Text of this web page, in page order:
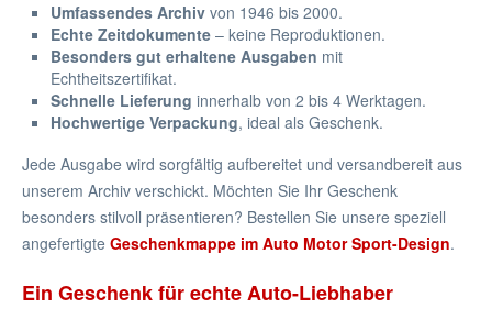
Umfassendes Archiv von 1946 bis 2000.
Echte Zeitdokumente – keine Reproduktionen.
Besonders gut erhaltene Ausgaben mit
Echtheitszertifikat.
Schnelle Lieferung innerhalb von 2 bis 4 Werktagen.
Hochwertige Verpackung, ideal als Geschenk.
Jede Ausgabe wird sorgfältig aufbereitet und versandbereit aus
unserem Archiv verschickt. Möchten Sie Ihr Geschenk
besonders stilvoll präsentieren? Bestellen Sie unsere speziell
angefertigte Geschenkmappe im Auto Motor Sport-Design.
Ein Geschenk für echte Auto-Liebhaber